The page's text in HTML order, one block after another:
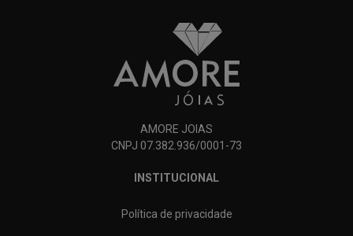
AMORE JOIAS
CNPJ 07.382.936/0001-73
INSTITUCIONAL
Política de privacidade